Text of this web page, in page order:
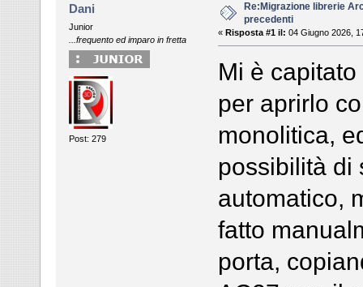
Dani
Junior
...frequento ed imparo in fretta
Post: 279
Re:Migrazione librerie
precedenti
« Risposta #1 il: 04 Giugno 2026,
Mi è
per aprirlo
monolitica,
possibilità di
automatico,
fatto
porta,